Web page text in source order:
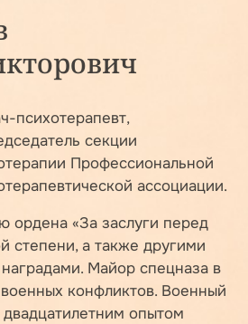
психотерапевт,
секции
Профессиональной
ассоциации.
ордена «За заслуги перед
степени, а также другими
Майор спецназа в
военных конфликтов. Военный
опытом